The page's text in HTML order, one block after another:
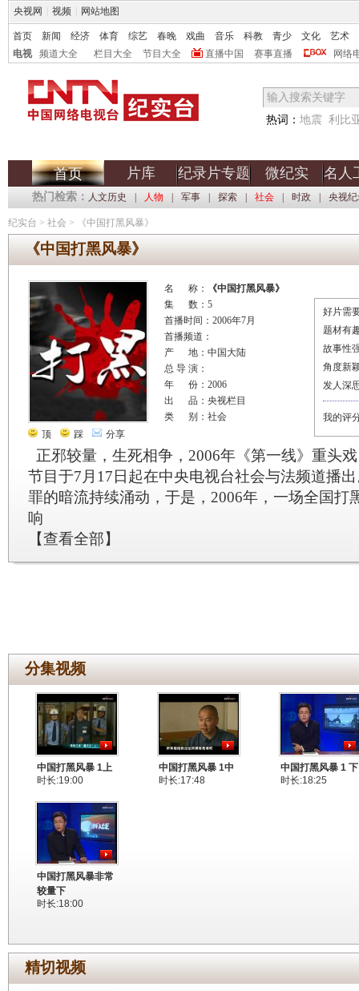
央视网 视频 网站地图
首页 新闻 经济 体育 综艺 春晚 戏曲 音乐 科教 青少 文化
艺术
电视
频道大全 栏目大全 节目大全 直播中国 赛事直播 网络
热词： 地震 利比
首页 片库 纪录片专题 微纪实 名人
热门检索： 人文历史 人物 军事 探索 社会 时政 央视
纪实台 > 社会 > 《中国打黑风暴》
《中国打黑风暴》
顶 踩 分享
名 称：
《中国打黑风暴》
集 数：5
首播时间：2006年7月
首播频道：
产 地：中国大陆
总 导 演：
年 份：2006
出 品：央视栏目
类 别：社会
正邪较量，生死相争，2006年《第一线》重头
节目于7月17日起在中央电视台社会与法频道播
罪的暗流持续涌动，于是，2006年，一场全国打
响
【查看全部】
好片需
题材有
故事性
角度新
发人深
我的评
分集视频
中国打黑风暴 1上
时长:19:00
中国打黑风暴 1中
时长:17:48
中国打黑风暴 1 下
时长:18:25
中国打黑风暴非常
较量下
时长:18:00
精切视频